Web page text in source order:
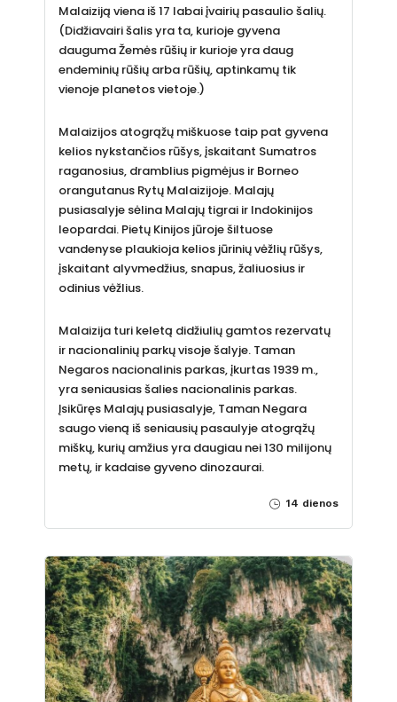
Malaiziją viena iš 17 labai įvairių pasaulio šalių.
(Didžiavairi šalis yra ta, kurioje gyvena
dauguma Žemės rūšių ir kurioje yra daug
endeminių rūšių arba rūšių, aptinkamų tik
vienoje planetos vietoje.)
Malaizijos atogrąžų miškuose taip pat gyvena
kelios nykstančios rūšys, įskaitant Sumatros
raganosius, dramblius pigmėjus ir Borneo
orangutanus Rytų Malaizijoje. Malajų
pusiasalyje sėlina Malajų tigrai ir Indokinijos
leopardai. Pietų Kinijos jūroje šiltuose
vandenyse plaukioja kelios jūrinių vėžlių rūšys,
įskaitant alyvmedžius, snapus, žaliuosius ir
odinius vėžlius.
Malaizija turi keletą didžiulių gamtos rezervatų
ir nacionalinių parkų visoje šalyje. Taman
Negaros nacionalinis parkas, įkurtas 1939 m.,
yra seniausias šalies nacionalinis parkas.
Įsikūręs Malajų pusiasalyje, Taman Negara
saugo vieną iš seniausių pasaulyje atogrąžų
miškų, kurių amžius yra daugiau nei 130 milijonų
metų, ir kadaise gyveno dinozaurai.
14 dienos